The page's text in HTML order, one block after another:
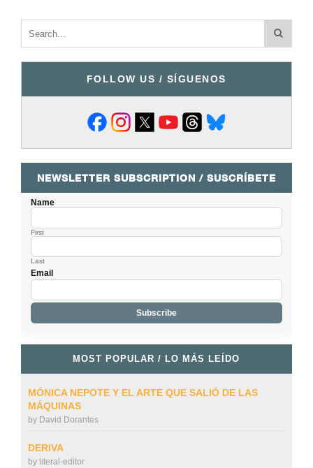
FOLLOW US / SÍGUENOS
NEWSLETTER SUBSCRIPTION / SUSCRÍBETE
Name
First
Last
Email
MOST POPULAR / LO MÁS LEÍDO
MÓNICA NEPOTE Y EL ARTE QUE SALIÓ DE LAS
MÁQUINAS
by David Dorantes
DERIVA
by literal-editor